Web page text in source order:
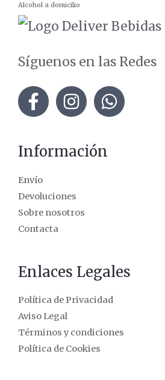
Alcohol a domicilio
Síguenos en las Redes
Información
Envío
Devoluciones
Sobre nosotros
Contacta
Enlaces Legales
Política de Privacidad
Aviso Legal
Términos y condiciones
Política de Cookies